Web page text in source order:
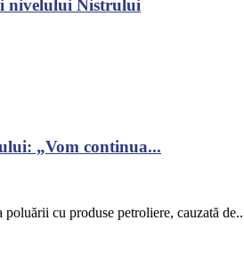
nivelului Nistrului
„Vom continua...
cu produse petroliere, cauzată